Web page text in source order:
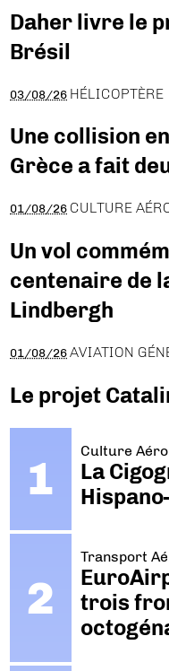
Daher livre le
Brésil
03/08/26 HÉLICOPTÈRE
Une collision
Grèce a fait
01/08/26 CULTURE
Un vol
centenaire de
Lindbergh
01/08/26 AVIATION
Le projet
Culture Aéro
La
Transport
trois